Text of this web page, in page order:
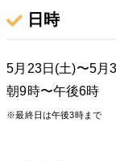
日時
5月23日(土)〜5月
朝9時〜午後6時
※最終日は午後3時まで